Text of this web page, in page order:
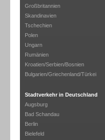
Großbritannien
Skandinavien
Tschechien
Polen
Ungarn
Rumänien
Kroatien/Serbien/Bosnien
Bulgarien/Griechenland/Türkei
Stadtverkehr in Deutschland
Augsburg
Bad Schandau
Berlin
Bielefeld